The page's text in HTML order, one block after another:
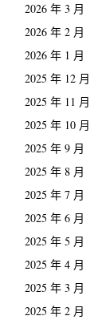
2026 年 3 月
2026 年 2 月
2026 年 1 月
2025 年 12 月
2025 年 11 月
2025 年 10 月
2025 年 9 月
2025 年 8 月
2025 年 7 月
2025 年 6 月
2025 年 5 月
2025 年 4 月
2025 年 3 月
2025 年 2 月